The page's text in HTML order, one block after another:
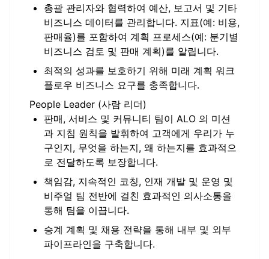
총괄 관리자와 협력하여 예산, 보고서 및 기타
비즈니스 데이터를 관리합니다. 지표(예: 비용,
판매율)를 포함하여 계획 프로세스(예: 분기별
비즈니스 검토 및 판매 계획)를 알립니다.
최적의 성과를 보호하기 위해 미래 계획 워크
플로우 비즈니스 요구를 충족합니다.
People Leader (사람 리더)
판매, 서비스 및 커뮤니티 팀이 ALO 의 미션
과 지침 원칙을 발휘하여 고객에게 우리가 누
구인지, 무엇을 하는지, 왜 하는지를 효과적으
로 전달하도록 보장합니다.
책임감, 지속적인 코칭, 인재 개발 및 운영 및
비주얼 팀 전반에 걸친 효과적인 의사소통을
통해 팀을 이끕니다.
승계 계획 및 채용 전략을 통해 내부 및 외부
파이프라인을 구축합니다.